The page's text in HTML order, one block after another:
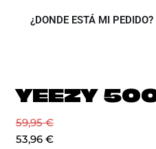
OPEN ZAPATILLAS
¿DONDE ESTÁ MI PEDIDO?
YEEZY 500
59,95€
53,96 €